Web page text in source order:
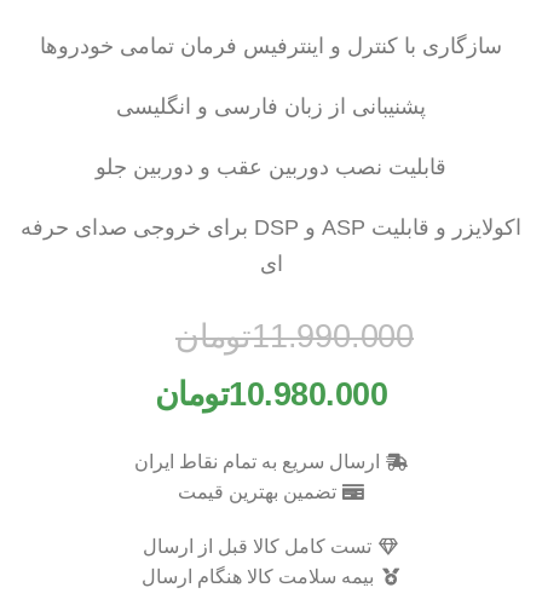
سازگاری با کنترل و اینترفیس فرمان تمامی خودروها
پشنیبانی از زبان فارسی و انگلیسی
قابلیت نصب دوربین عقب و دوربین جلو
اکولایزر و قابلیت ASP و DSP برای خروجی صدای حرفه
ای
11.990.000تومان
10.980.000تومان
ارسال سریع به تمام نقاط ایران
تضمین بهترین قیمت
تست کامل کالا قبل از ارسال
بیمه سلامت کالا هنگام ارسال